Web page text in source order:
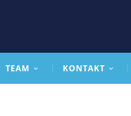
TEAM KONTAKT